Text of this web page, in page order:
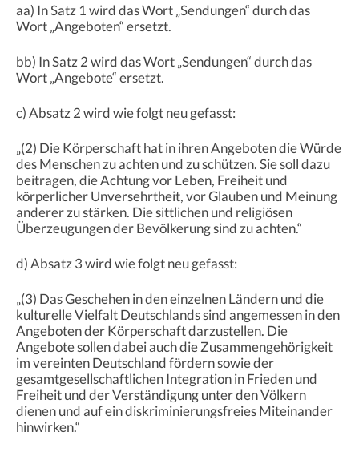
aa) In Satz 1 wird das Wort „Sendungen“ durch das
Wort „Angeboten“ ersetzt.
bb) In Satz 2 wird das Wort „Sendungen“ durch das
Wort „Angebote“ ersetzt.
c) Absatz 2 wird wie folgt neu gefasst:
„(2) Die Körperschaft hat in ihren Angeboten die Würde
des Menschen zu achten und zu schützen. Sie soll dazu
beitragen, die Achtung vor Leben, Freiheit und
körperlicher Unversehrtheit, vor Glauben und Meinung
anderer zu stärken. Die sittlichen und religiösen
Überzeugungen der Bevölkerung sind zu achten.“
d) Absatz 3 wird wie folgt neu gefasst:
„(3) Das Geschehen in den einzelnen Ländern und die
kulturelle Vielfalt Deutschlands sind angemessen in den
Angeboten der Körperschaft darzustellen. Die
Angebote sollen dabei auch die Zusammengehörigkeit
im vereinten Deutschland fördern sowie der
gesamtgesellschaftlichen Integration in Frieden und
Freiheit und der Verständigung unter den Völkern
dienen und auf ein diskriminierungsfreies Miteinander
hinwirken.“